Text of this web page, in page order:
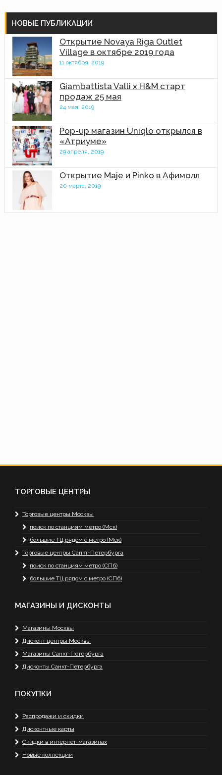
НОВЫЕ ПУБЛИКАЦИИ
Открытие Novaya Riga Outlet
Village в октябре 2019 года
11 октября, 2019
Giambattista Valli x H&M старт
продаж 25 мая
24 мая, 2019
Pop-up магазин Uniqlo открылся в
«Атриуме»
29 апреля, 2019
Открытие Maje и Pinko в Афимолл
20 марта, 2019
ТОРГОВЫЕ ЦЕНТРЫ
Торговые центры Москвы
поиск по станциям метро (Мск)
большие ТЦ рядом с метро (Мск)
Торговые центры Санкт-Петербурга
поиск по станциям метро (СПб)
большие ТЦ рядом с метро (СПб)
МАГАЗИНЫ И ДИСКОНТЫ
Магазины Москвы
Дисконт центры Москвы
Магазины Санкт-Петербурга
Дисконты Санкт-Петербурга
ПОКУПКИ
Распродажи и скидки
Дисконтные карты
Скидки в интернет-магазинах
Новые коллекции